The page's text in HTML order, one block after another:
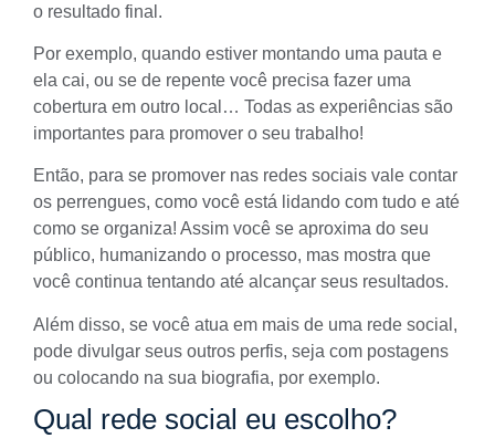
o resultado final.
Por exemplo, quando estiver montando uma pauta e
ela cai, ou se de repente você precisa fazer uma
cobertura em outro local… Todas as experiências são
importantes para promover o seu trabalho!
Então, para se promover nas redes sociais vale contar
os perrengues, como você está lidando com tudo e até
como se organiza! Assim você se aproxima do seu
público, humanizando o processo, mas mostra que
você continua tentando até alcançar seus resultados.
Além disso, se você atua em mais de uma rede social,
pode divulgar seus outros perfis, seja com postagens
ou colocando na sua biografia, por exemplo.
Qual rede social eu escolho?